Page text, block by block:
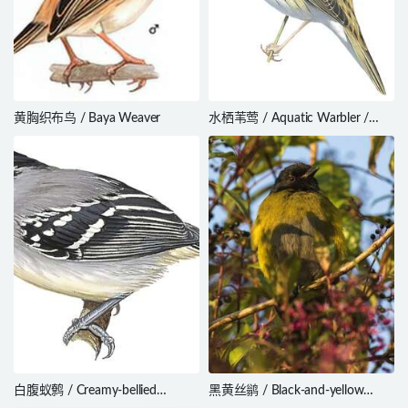
黄胸织布鸟 / Baya Weaver
水栖苇莺 / Aquatic Warbler /
Acrocephalus paludicola
白腹蚁鹩 / Creamy-bellied
黑黄丝鹟 / Black-and-yellow